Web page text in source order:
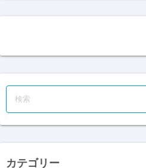
カテゴリー